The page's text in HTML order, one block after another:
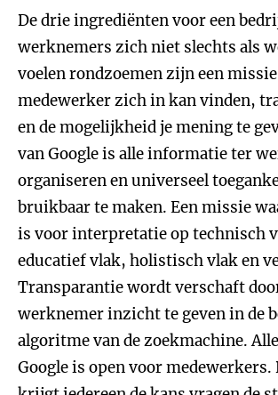
De drie ingrediënten voor een
werknemers zich niet slechts als
voelen rondzoemen zijn een
medewerker zich in kan vinden,
en de mogelijkheid je mening te
van Google is alle informatie ter
organiseren en universeel
bruikbaar te maken. Een missie
is voor interpretatie op technisch
educatief vlak, holistisch vlak en
Transparantie wordt verschaft
werknemer inzicht te geven in de
algoritme van de zoekmachine.
Google is open voor medewerkers.